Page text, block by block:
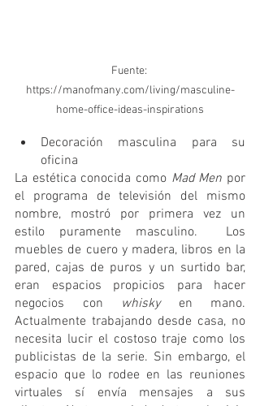
Fuente:
https://manofmany.com/living/masculine-
home-office-ideas-inspirations
Decoración masculina para su
oficina
La estética conocida como Mad Men por
el programa de televisión del mismo
nombre, mostró por primera vez un
estilo puramente masculino.  Los
muebles de cuero y madera, libros en la
pared, cajas de puros y un surtido bar,
eran espacios propicios para hacer
negocios con whisky en mano.
Actualmente trabajando desde casa, no
necesita lucir el costoso traje como los
publicistas de la serie. Sin embargo, el
espacio que lo rodee en las reuniones
virtuales sí envía mensajes a sus